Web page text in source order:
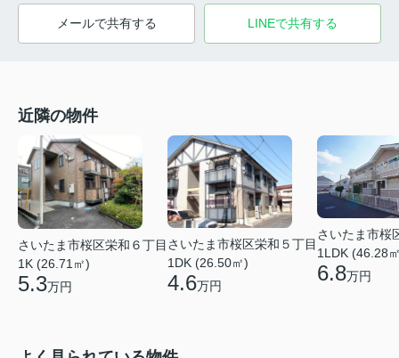
メールで共有する LINEで共有する
近隣の物件
さいたま市桜区栄和６丁目
1K (26.71㎡)
5.3万円
さいたま市桜区栄和５丁目
1DK (26.50㎡)
4.6万円
さいたま市桜
1LDK (46.28
6.8万円